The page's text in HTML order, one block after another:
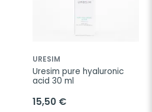
URESIM
Uresim pure hyaluronic
acid 30 ml
15,50 €